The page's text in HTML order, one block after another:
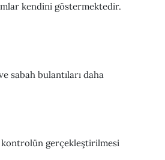
kendini göstermektedir.
sabah bulantıları daha
kontrolün gerçekleştirilmesi